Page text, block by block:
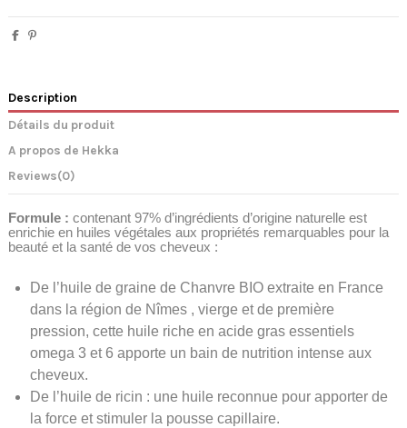
Description
Détails du produit
A propos de Hekka
Reviews(0)
Formule : contenant 97% d’ingrédients d’origine naturelle est
enrichie en huiles végétales aux propriétés remarquables pour la
beauté et la santé de vos cheveux :
De l’huile de graine de Chanvre BIO extraite en France
dans la région de Nîmes , vierge et de première
pression, cette huile riche en acide gras essentiels
omega 3 et 6 apporte un bain de nutrition intense aux
cheveux.
De l’huile de ricin : une huile reconnue pour apporter de
la force et stimuler la pousse capillaire.